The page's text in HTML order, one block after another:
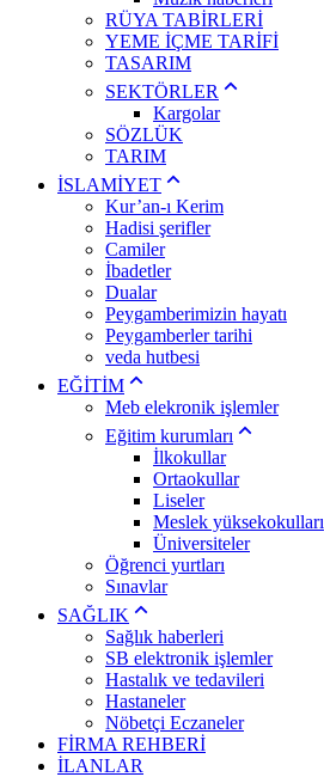
RÜYA TABİRLERİ
YEME İÇME TARİFİ
TASARIM
SEKTÖRLER
Kargolar
SÖZLÜK
TARIM
İSLAMİYET
Kur’an-ı Kerim
Hadisi şerifler
Camiler
İbadetler
Dualar
Peygamberimizin hayatı
Peygamberler tarihi
veda hutbesi
EĞİTİM
Meb elekronik işlemler
Eğitim kurumları
İlkokullar
Ortaokullar
Liseler
Meslek yüksekokulları
Üniversiteler
Öğrenci yurtları
Sınavlar
SAĞLIK
Sağlık haberleri
SB elektronik işlemler
Hastalık ve tedavileri
Hastaneler
Nöbetçi Eczaneler
FİRMA REHBERİ
İLANLAR